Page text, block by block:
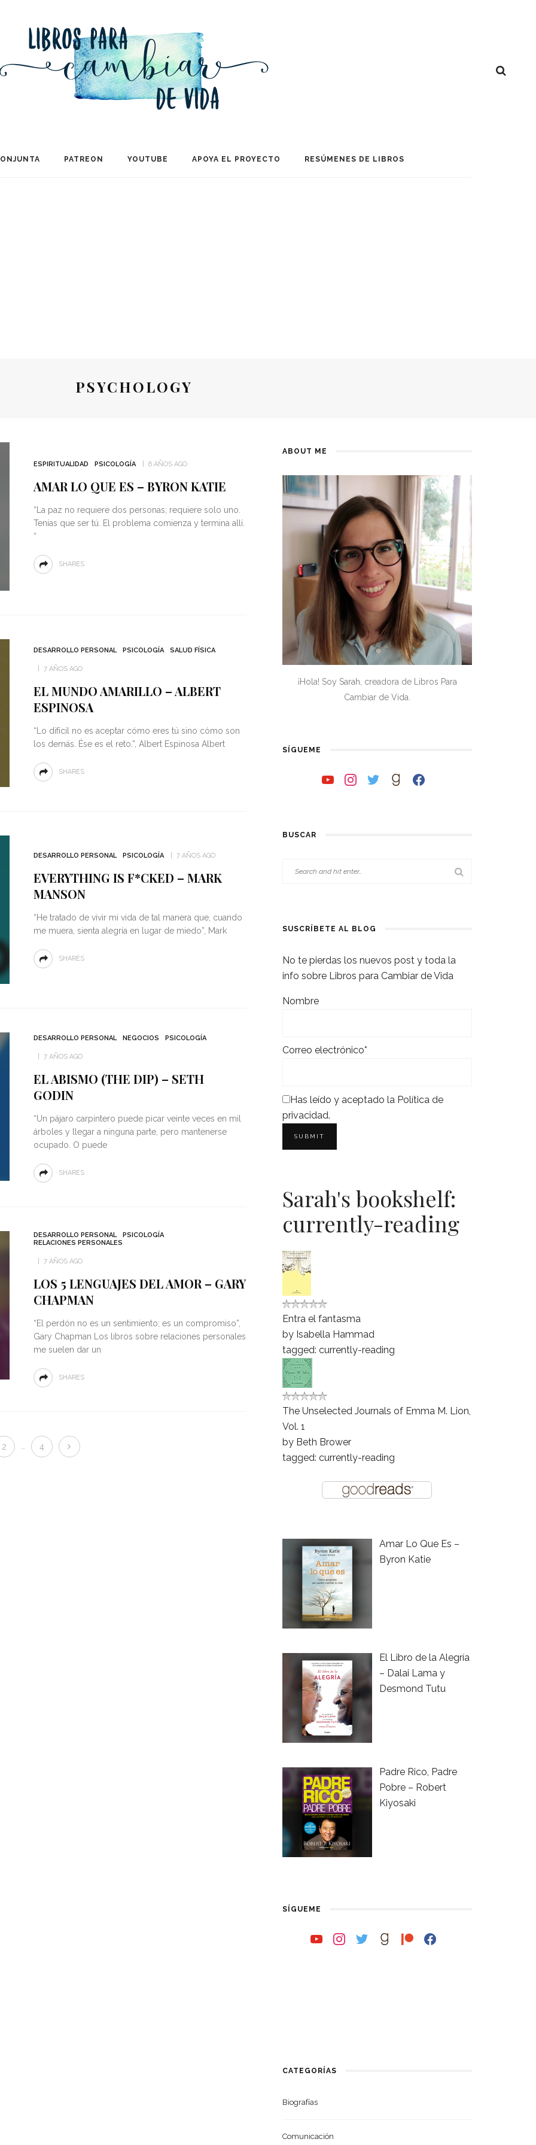
PATREON YOUTUBE APOYA EL PROYECTO RESÚMENES DE LIBROS
PSYCHOLOGY
ESPIRITUALIDAD PSICOLOGÍA 6 AÑOS AGO
AMAR LO QUE ES – BYRON KATIE
“La paz no requiere dos personas; requiere solo uno.
Tenías que ser tú. El problema comienza y termina allí.
“
SHARES
DESARROLLO PERSONAL PSICOLOGÍA SALUD FÍSICA
7 AÑOS AGO
EL MUNDO AMARILLO – ALBERT
ESPINOSA
“Lo difícil no es aceptar cómo eres tú sino cómo son
los demás. Ése es el reto.”, Albert Espinosa Albert
SHARES
DESARROLLO PERSONAL PSICOLOGÍA 7 AÑOS AGO
EVERYTHING IS F*CKED – MARK
MANSON
“He tratado de vivir mi vida de tal manera que, cuando
me muera, sienta alegría en lugar de miedo”, Mark
SHARES
DESARROLLO PERSONAL NEGOCIOS PSICOLOGÍA
7 AÑOS AGO
EL ABISMO (THE DIP) – SETH
GODIN
“Un pájaro carpintero puede picar veinte veces en mil
árboles y llegar a ninguna parte, pero mantenerse
ocupado. O puede
SHARES
DESARROLLO PERSONAL
PSICOLOGÍA
RELACIONES PERSONALES
7 AÑOS AGO
LOS 5 LENGUAJES DEL AMOR – GARY
CHAPMAN
“El perdón no es un sentimiento; es un compromiso”,
Gary Chapman Los libros sobre relaciones personales
me suelen dar un
SHARES
2 4
ABOUT ME
¡Hola! Soy Sarah, creadora de Libros Para
Cambiar de Vida.
SÍGUEME
youtubeinstagramtwittergoodreadsfacebook
BUSCAR
SUSCRÍBETE AL BLOG
No te pierdas los nuevos post y toda la
info sobre Libros para Cambiar de Vida
Nombre
Correo electrónico*
Has leído y aceptado la Política de
privacidad.
Sarah's bookshelf:
currently-reading
Entra el fantasma
by Isabella Hammad
tagged: currently-reading
The Unselected Journals of Emma M. Lion,
Vol. 1
by Beth Brower
tagged: currently-reading
Amar Lo Que Es –
Byron Katie
El Libro de la Alegría
– Dalai Lama y
Desmond Tutu
Padre Rico, Padre
Pobre – Robert
Kiyosaki
SÍGUEME
youtubeinstagramtwittergoodreads
patreonfacebook
CATEGORÍAS
Biografías
Comunicación